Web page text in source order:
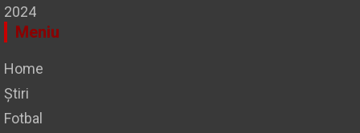
2024
Meniu
Home
Știri
Fotbal